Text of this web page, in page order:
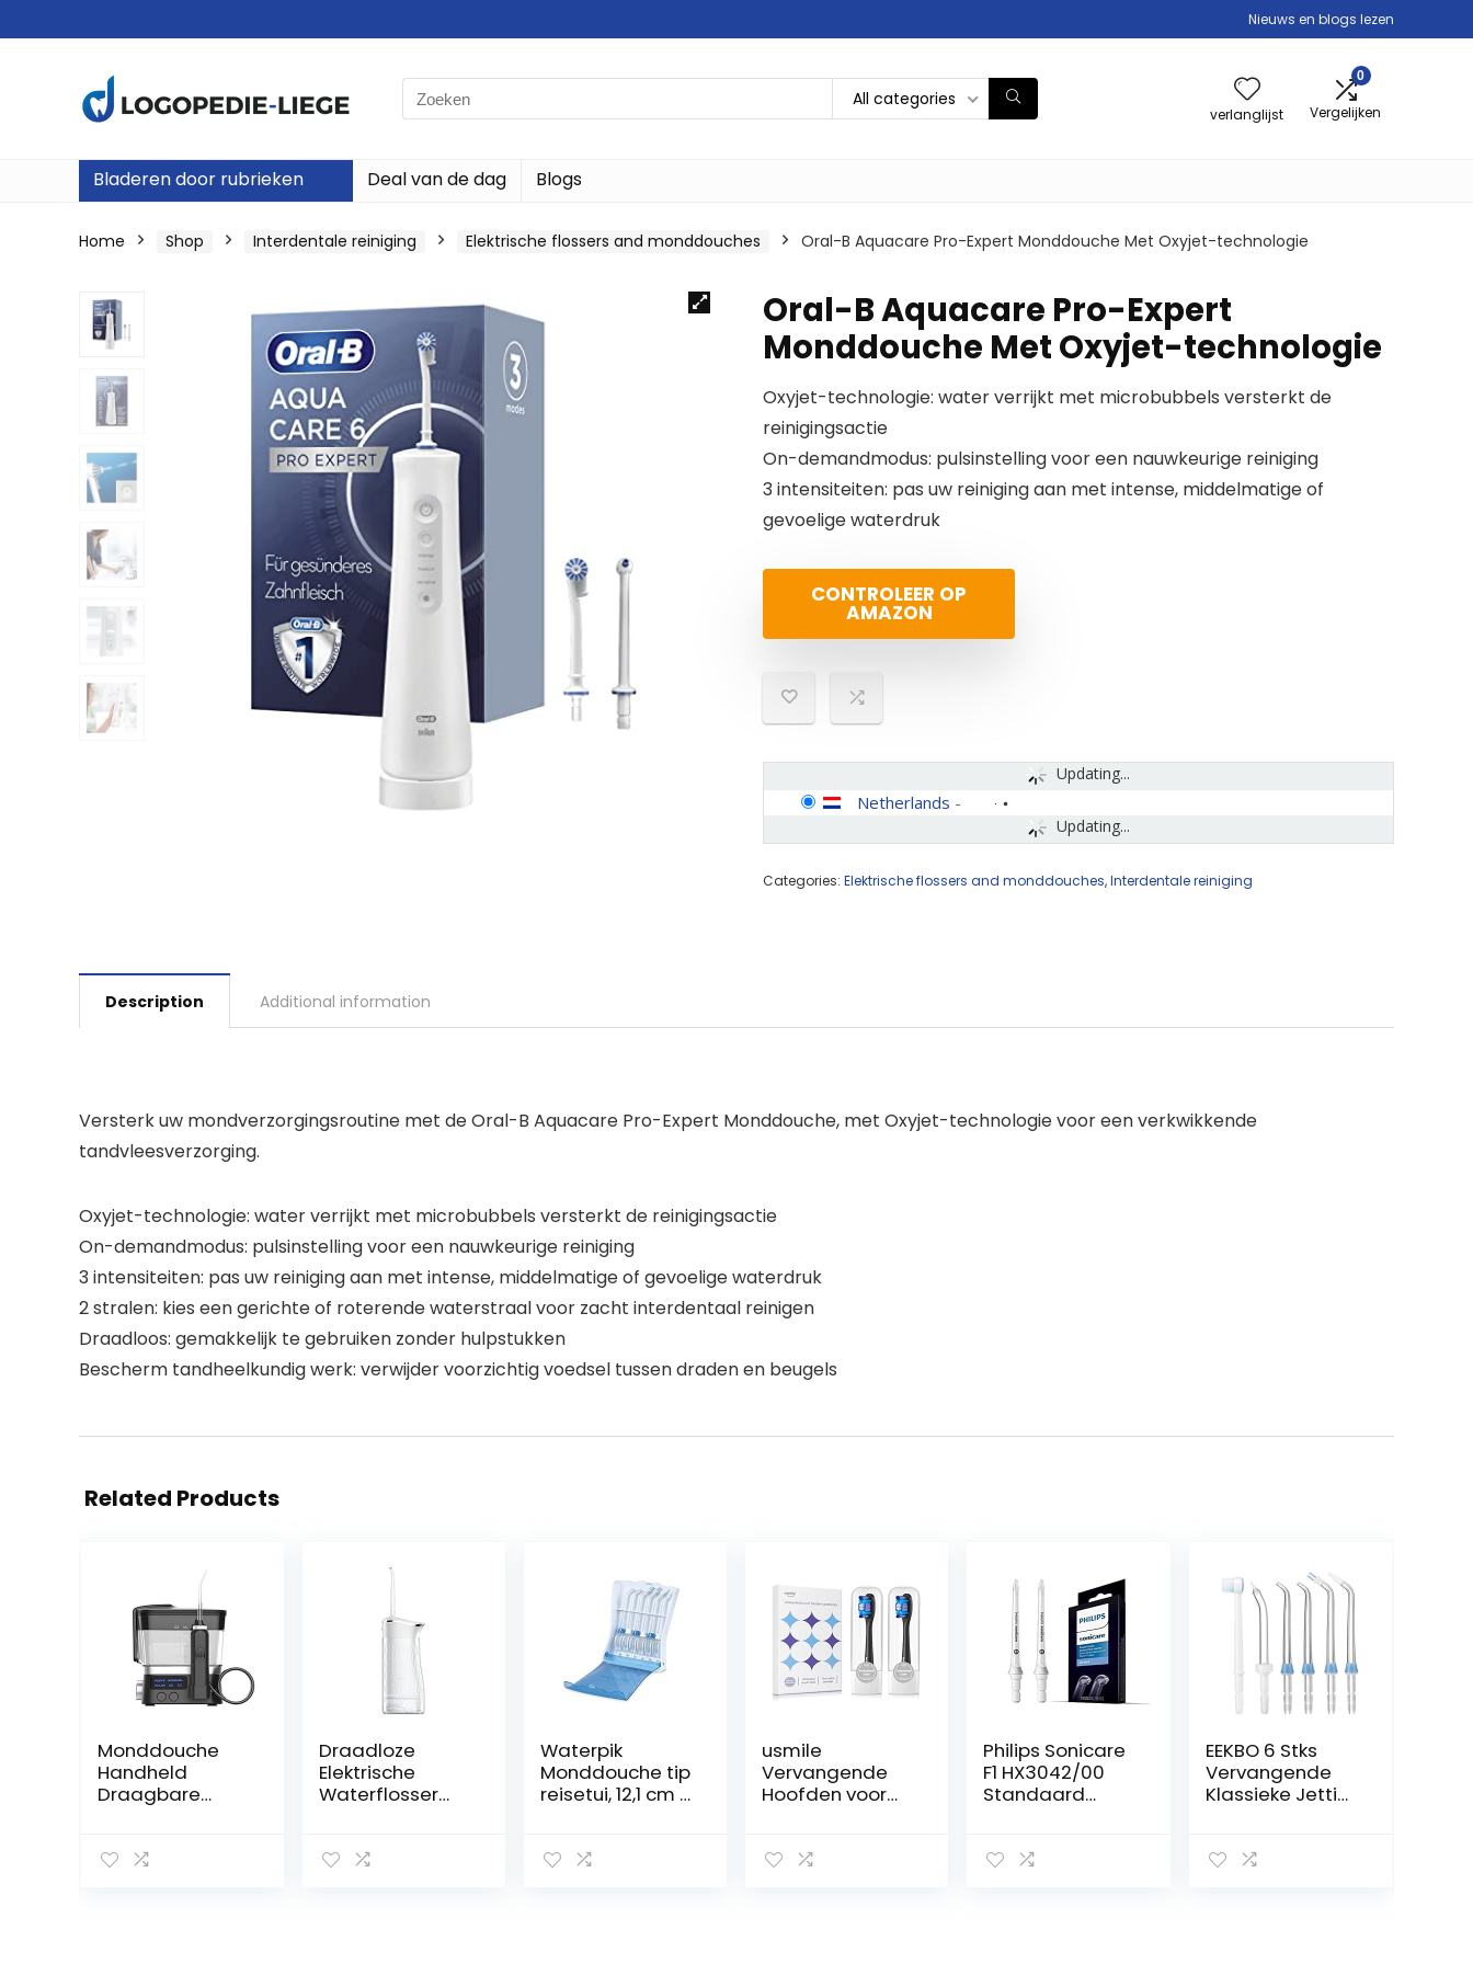
Nieuws en blogs lezen
Search
for:
All categories
verlanglijst
0
Vergelijken
Bladeren door rubrieken Deal van de dag Blogs
Home Shop Interdentale reiniging Elektrische flossers and monddouches Oral-B Aquacare Pro-Expert Monddouche Met Oxyjet-technologie
Oral-B Aquacare Pro-Expert
Monddouche Met Oxyjet-technologie
Oxyjet-technologie: water verrijkt met microbubbels versterkt de
reinigingsactie
On-demandmodus: pulsinstelling voor een nauwkeurige reiniging
3 intensiteiten: pas uw reiniging aan met intense, middelmatige of
gevoelige waterdruk
CONTROLEER OP
AMAZON
Updating...
Updating...
Netherlands -
Categories: Elektrische flossers and monddouches,Interdentale reiniging
Description Additional information
Versterk uw mondverzorgingsroutine met de Oral-B Aquacare Pro-Expert Monddouche, met Oxyjet-technologie voor een verkwikkende
tandvleesverzorging.
Oxyjet-technologie: water verrijkt met microbubbels versterkt de reinigingsactie
On-demandmodus: pulsinstelling voor een nauwkeurige reiniging
3 intensiteiten: pas uw reiniging aan met intense, middelmatige of gevoelige waterdruk
2 stralen: kies een gerichte of roterende waterstraal voor zacht interdentaal reinigen
Draadloos: gemakkelijk te gebruiken zonder hulpstukken
Bescherm tandheelkundig werk: verwijder voorzichtig voedsel tussen draden en beugels
Related Products
Monddouche
Handheld
Draagbare
Waterflosser 10
Draadloze
Elektrische
Waterflosser
Monddouche
Waterpik
Monddouche tip
reisetui, 12,1 cm x
usmile
Vervangende
Hoofden voor
Tandenborstel
Philips Sonicare
F1 HX3042/00
Standaard
mondstuk
EEKBO 6 Stks
Vervangende
Klassieke Jettips
Mondstuk